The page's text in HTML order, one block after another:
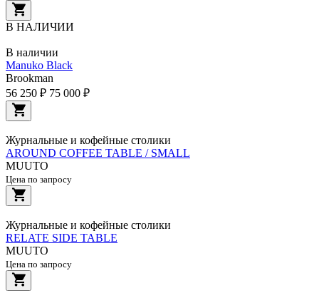
В НАЛИЧИИ
В наличии
Manuko Black
Brookman
56 250 ₽ 75 000 ₽
Журнальные и кофейные столики
AROUND COFFEE TABLE / SMALL
MUUTO
Цена по запросу
Журнальные и кофейные столики
RELATE SIDE TABLE
MUUTO
Цена по запросу